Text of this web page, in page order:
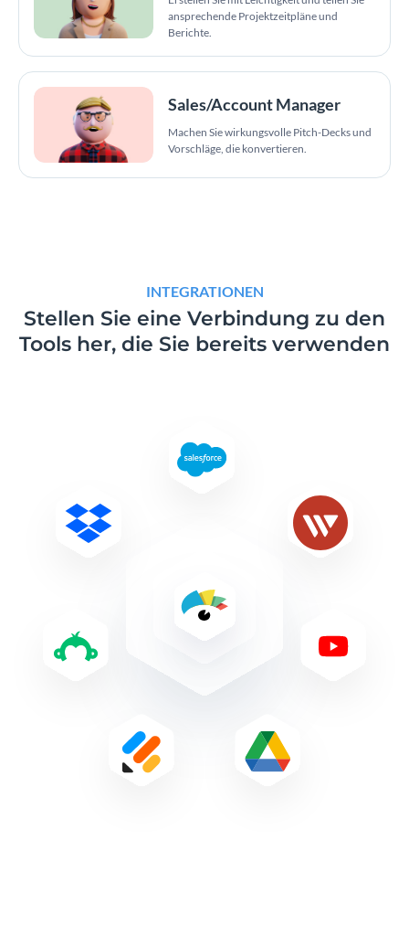
ansprechende Projektzeitpläne und
Berichte.
Sales/Account Manager
Machen Sie wirkungsvolle Pitch-Decks und
Vorschläge, die konvertieren.
INTEGRATIONEN
Stellen Sie eine Verbindung zu den
Tools her, die Sie bereits verwenden